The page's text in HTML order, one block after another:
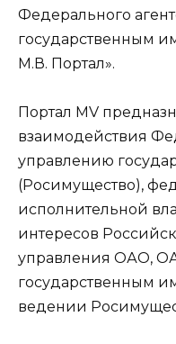
Федерального
государственным
М.В. Портал».
Портал MV
взаимодействия
управлению
(Росимущество),
исполнительной
интересов
управления ОАО,
государственным
ведении